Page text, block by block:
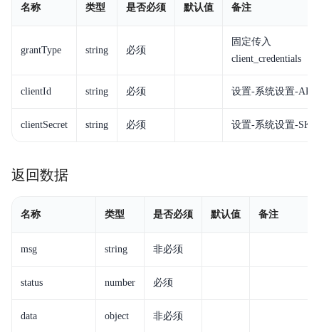
名称 类型 是否必须 默认值 备注
grantType string 必须
固定传入
client_credentials
clientId string 必须 设置-系统设置-AK
clientSecret string 必须 设置-系统设置-SK
返回数据
名称 类型 是否必须 默认值 备注
msg string 非必须
status number 必须
data object 非必须